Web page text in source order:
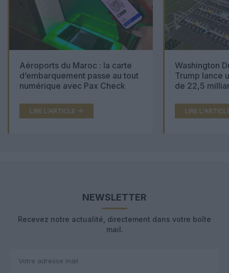
Aéroports du Maroc : la carte
d’embarquement passe au tout
numérique avec Pax Check
LIRE L'ARTICLE
Washington
Trump lance
de 22,5
LIRE
NEWSLETTER
Recevez notre actualité, directement dans votre boîte
mail.